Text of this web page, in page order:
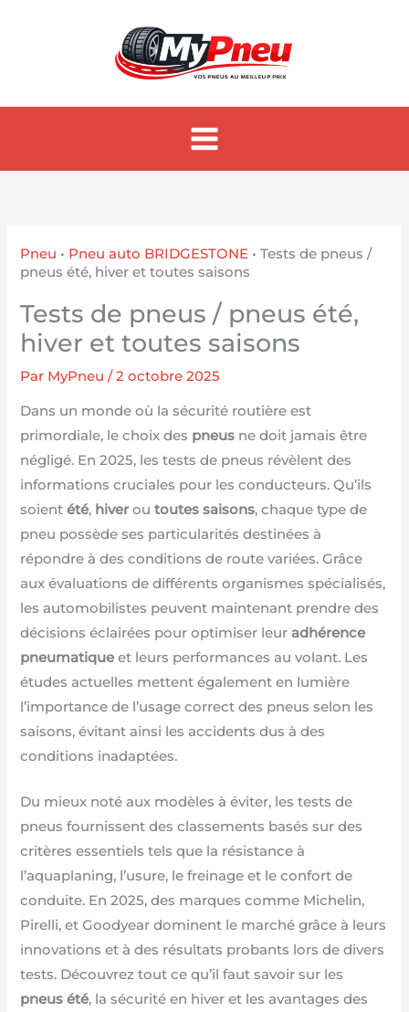
Pneu • Pneu auto BRIDGESTONE •Tests de pneus /
pneus été, hiver et toutes saisons
Tests de pneus / pneus été,
hiver et toutes saisons
Par MyPneu/2 octobre 2025
Dans un monde où la sécurité routière est
primordiale, le choix des pneus ne doit jamais être
négligé. En 2025, les tests de pneus révèlent des
informations cruciales pour les conducteurs. Qu’ils
soientété, hiveroutoutes saisons, chaque type de
pneu possède ses particularités destinées à
répondre à des conditions de route variées. Grâce
aux évaluations de différents organismes spécialisés,
les automobilistes peuvent maintenant prendre des
décisions éclairées pour optimiser leuradhérence
pneumatique et leurs performances au volant. Les
études actuelles mettent également en lumière
l’importance de l’usage correct des pneus selon les
saisons, évitant ainsi les accidents dus à des
conditions inadaptées.
Du mieux noté aux modèles à éviter, les tests de
pneus fournissent des classements basés sur des
critères essentiels tels que la résistance à
l’aquaplaning, l’usure, le freinage et le confort de
conduite. En 2025, des marques comme Michelin,
Pirelli, et Goodyear dominent le marché grâce à leurs
innovations et à des résultats probants lors de divers
tests. Découvrez tout ce qu’il faut savoir sur les
pneus été, la sécurité en hiver et les avantages des